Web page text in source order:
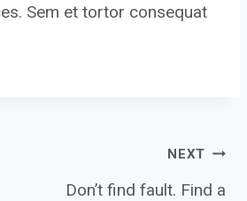
Sem et tortor consequat
NEXT
Don’t find fault. Find a